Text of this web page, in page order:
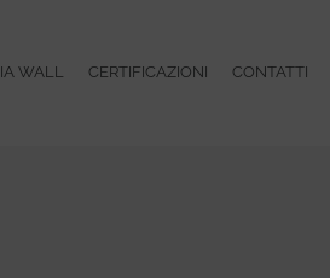
WALL CERTIFICAZIONI CONTATTI